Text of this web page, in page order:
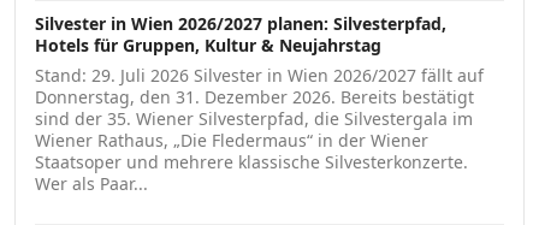
Silvester in Wien 2026/2027 planen: Silvesterpfad,
Hotels für Gruppen, Kultur & Neujahrstag
Stand: 29. Juli 2026 Silvester in Wien 2026/2027 fällt auf
Donnerstag, den 31. Dezember 2026. Bereits bestätigt
sind der 35. Wiener Silvesterpfad, die Silvestergala im
Wiener Rathaus, „Die Fledermaus“ in der Wiener
Staatsoper und mehrere klassische Silvesterkonzerte.
Wer als Paar...